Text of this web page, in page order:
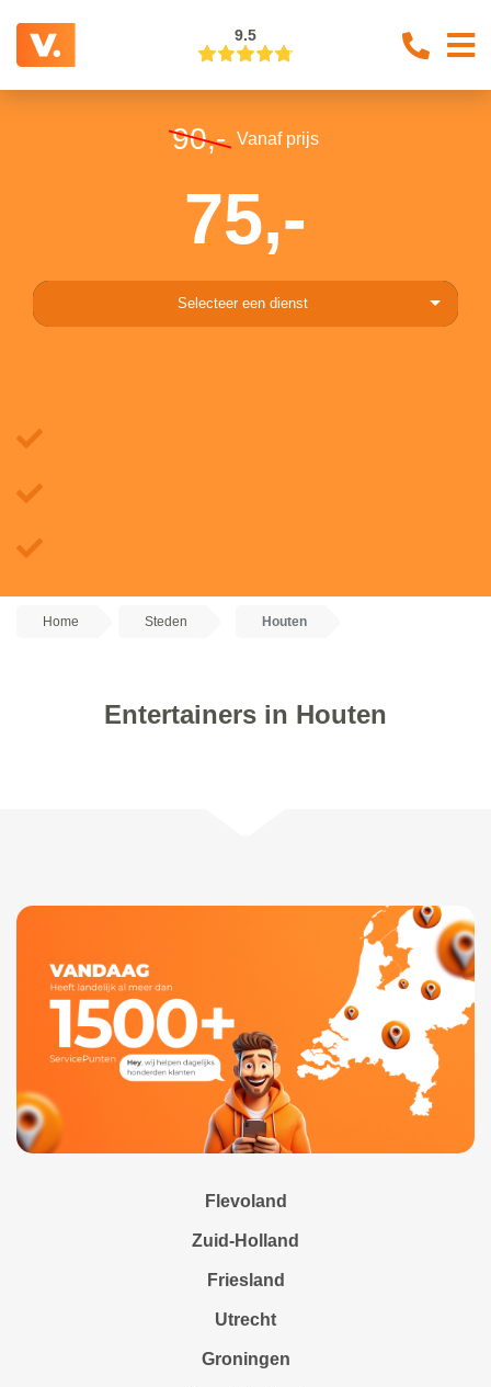
9.5
90,- Vanaf prijs
75,-
Selecteer een dienst
Home Steden Houten
Entertainers in Houten
Flevoland
Zuid-Holland
Friesland
Utrecht
Groningen